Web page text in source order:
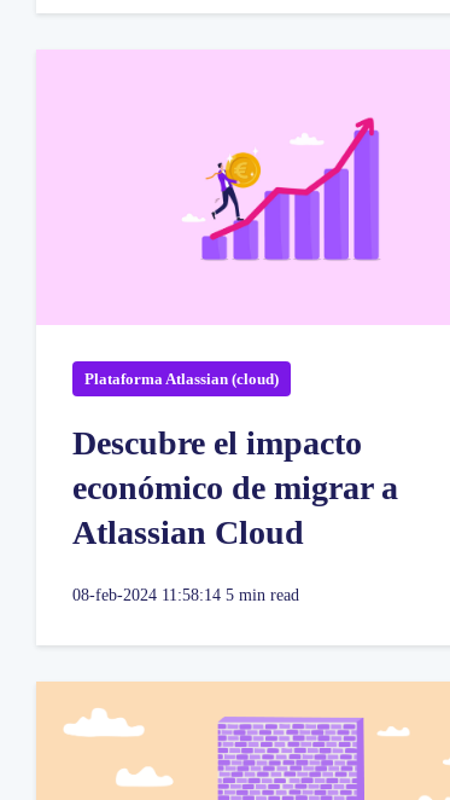
Plataforma Atlassian (cloud)
Descubre el impacto
económico de migrar a
Atlassian Cloud
08-feb-2024 11:58:14 5 min read